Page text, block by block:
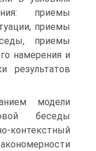
приемы
приемы
приемы
намерения и
результатов
модели
беседы
контекстный